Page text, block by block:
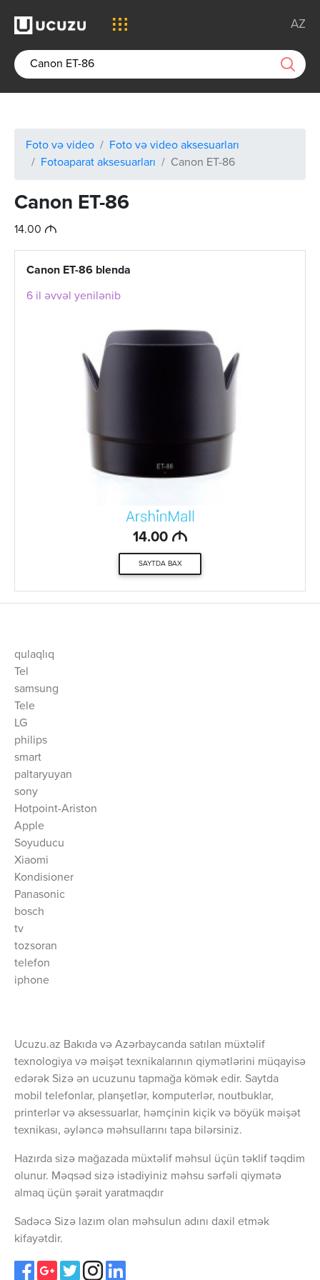
AZ
Foto və video
Foto və video aksesuarları
Fotoaparat aksesuarları
Canon ET-86
Canon ET-86
14.00 M
Canon ET-86 blenda
6 il əvvəl yenilənib
14.00 M
SAYTDA BAX
qulaqlıq
Tel
samsung
Tele
LG
philips
smart
paltaryuyan
sony
Hotpoint-Ariston
Apple
Soyuducu
Xiaomi
Kondisioner
Panasonic
bosch
tv
tozsoran
telefon
iphone
Ucuzu.az Bakıda və Azərbaycanda satılan müxtəlif
texnologiya və məişət texnikalarının qiymətlərini müqayisə
edərək Sizə ən ucuzunu tapmağa kömək edir. Saytda
mobil telefonlar, planşetlər, komputerlər, noutbuklar,
printerlər və aksessuarlar, həmçinin kiçik və böyük məişət
texnikası, əyləncə məhsullarını tapa bilərsiniz.
Hazırda sizə mağazada müxtəlif məhsul üçün təklif təqdim
olunur. Məqsəd sizə istədiyiniz məhsu sərfəli qiymətə
almaq üçün şərait yaratmaqdır
Sadəcə Sizə lazım olan məhsulun adını daxil etmək
kifayətdir.